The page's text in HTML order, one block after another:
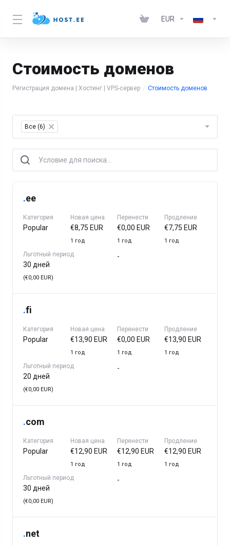
EUR
Стоимость доменов
Регистрация домена | Хостинг | VPS-сервер Стоимость доменов
Table Filter
Все (6) ×
.ee
Категория
Popular
Новая цена
€8,75 EUR
1 год
Перенести
€0,00 EUR
1 год
Продление
€7,75 EUR
1 год
Льготный период
30 дней
(€0,00 EUR)
-
.fi
Категория
Popular
Новая цена
€13,90 EUR
1 год
Перенести
€0,00 EUR
1 год
Продление
€13,90 EUR
1 год
Льготный период
20 дней
(€0,00 EUR)
-
.com
Категория
Popular
Новая цена
€12,90 EUR
1 год
Перенести
€12,90 EUR
1 год
Продление
€12,90 EUR
1 год
Льготный период
30 дней
(€0,00 EUR)
-
.net